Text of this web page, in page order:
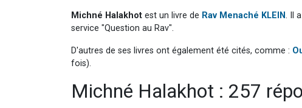
Michné Halakhot est un livre de Rav Menaché KLEIN. Il
service "Question au Rav".
D'autres de ses livres ont également été cités, comme :
fois).
Michné Halakhot : 257